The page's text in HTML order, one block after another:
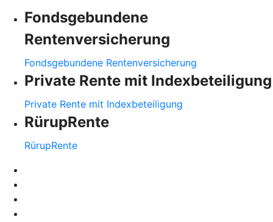
Fondsgebundene
Rentenversicherung
Fondsgebundene Rentenversicherung
Private Rente mit Indexbeteiligung
Private Rente mit Indexbeteiligung
RürupRente
RürupRente